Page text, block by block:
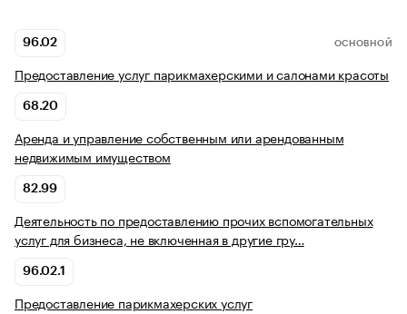
96.02 ОСНОВНОЙ
Предоставление услуг парикмахерскими и салонами красоты
68.20
Аренда и управление собственным или арендованным
недвижимым имуществом
82.99
Деятельность по предоставлению прочих вспомогательных
услуг для бизнеса, не включенная в другие гру…
96.02.1
Предоставление парикмахерских услуг